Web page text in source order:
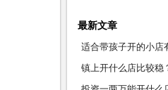
最新文章
适合带孩子开的小店
镇上开什么店比较稳